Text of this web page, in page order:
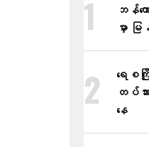
ဘန်
မှာ
ရေစ
တပ်သ
နေ